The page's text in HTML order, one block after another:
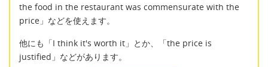
the food in the restaurant was commensurate with the
price」などを使えます。
他にも「I think it's worth it」とか、「the price is
justified」などがあります。